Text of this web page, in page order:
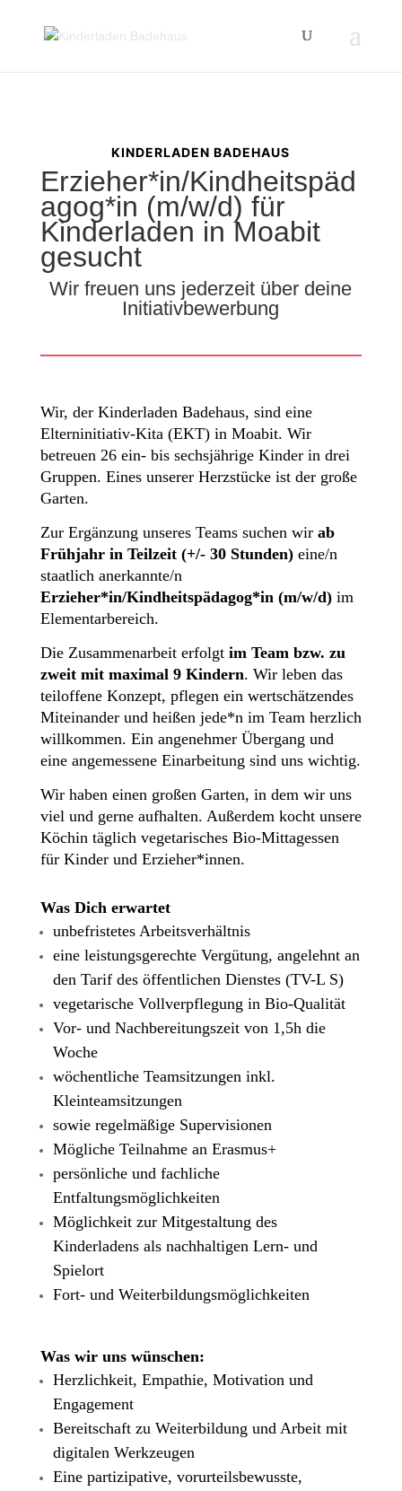
KINDERLADEN BADEHAUS
Erzieher*in/Kindheitspäd
agog*in (m/w/d) für
Kinderladen in Moabit
gesucht
Wir freuen uns jederzeit über deine
Initiativbewerbung
Wir, der Kinderladen Badehaus, sind eine
Elterninitiativ-Kita (EKT)in Moabit. Wir
betreuen 26 ein- bis sechsjährige Kinder in drei
Gruppen. Eines unserer Herzstücke ist der große
Garten.
Zur Ergänzung unseres Teams suchen wir ab
Frühjahr in Teilzeit (+/- 30 Stunden)eine/n
staatlich anerkannte/n
Erzieher*in/Kindheitspädagog*in (m/w/d)im
Elementarbereich.
Die Zusammenarbeit erfolgt im Team bzw. zu
zweit mit maximal 9 Kindern. Wir leben das
teiloffene Konzept, pflegen ein wertschätzendes
Miteinanderund heißen jede*n im Team herzlich
willkommen. Ein angenehmer Übergang und
eine angemessene Einarbeitung sind uns wichtig.
Wir haben einen großen Garten, in dem wir uns
viel und gerne aufhalten. Außerdem kocht unsere
Köchin täglich vegetarisches Bio-Mittagessen
für Kinder und Erzieher*innen.
Was Dicherwartet
unbefristetes Arbeitsverhältnis
eine leistungsgerechte Vergütung, angelehnt an
den Tarif des öffentlichen Dienstes (TV-L S)
vegetarische Vollverpflegung in Bio-Qualität
Vor- und Nachbereitungszeit von 1,5h die
Woche
wöchentliche Teamsitzungen inkl.
Kleinteamsitzungen
sowie regelmäßige Supervisionen
Mögliche Teilnahme an Erasmus+
persönliche und fachliche
Entfaltungsmöglichkeiten
Möglichkeit zur Mitgestaltung des
Kinderladens als nachhaltigen Lern- und
Spielort
Fort- und Weiterbildungsmöglichkeiten
Was wir uns wünschen:
Herzlichkeit, Empathie, Motivation und
Engagement
Bereitschaft zu Weiterbildung und Arbeit mit
digitalen Werkzeugen
Eine partizipative, vorurteilsbewusste,